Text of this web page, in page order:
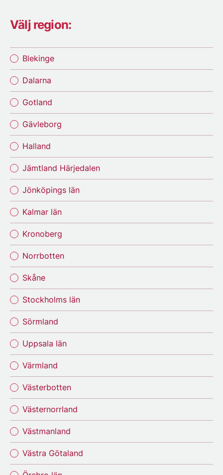
Välj region:
Blekinge
Dalarna
Gotland
Gävleborg
Halland
Jämtland Härjedalen
Jönköpings län
Kalmar län
Kronoberg
Norrbotten
Skåne
Stockholms län
Sörmland
Uppsala län
Värmland
Västerbotten
Västernorrland
Västmanland
Västra Götaland